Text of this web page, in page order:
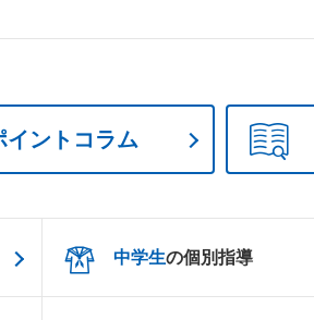
イントコラム
中学生の個別指導